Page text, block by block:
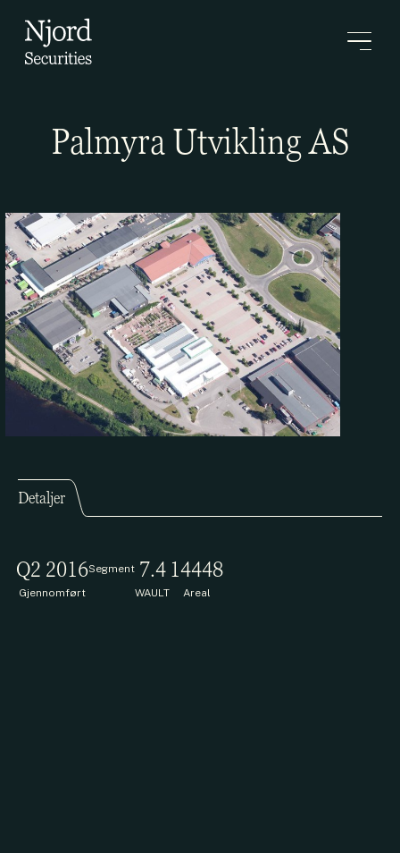
Palmyra Utvikling AS
Detaljer
Q2 2016
Gjennomført
Segment 7.4
WAULT
14448
Areal